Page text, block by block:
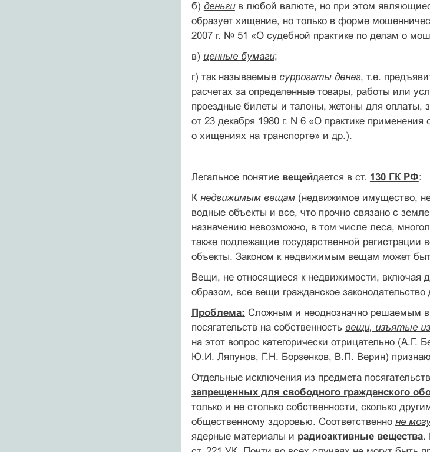
б) деньгив любой валюте, но при этом
образует хищение, но только в форме
2007 г. № 51 «О судебной практике по делам о
в) ценные бумаги;
г) так называемые суррогаты денег, т.е.
расчетах за определенные товары, работы или
проездные билеты и талоны, жетоны для оплаты,
от 23 декабря 1980 г. N 6 «О практике
о хищениях на транспорте» и др.).
Легальное понятие вещейдается в ст. 130 ГК РФ:
К недвижимым вещам(недвижимое имущество,
водные объекты и все, что прочно связано с
назначению невозможно, в том числе леса,
также подлежащие государственной регистрации
объекты. Законом к недвижимым вещам может
Вещи, не относящиеся к недвижимости, включая
образом, все вещи гражданское
Проблема: Сложным и неоднозначно решаемым в
посягательств на собственность вещи, изъятые
на этот вопрос категорически отрицательно
Ю.И. Ляпунов, Г.Н. Борзенков, В.П. Верин)
Отдельные исключения из предмета
запрещенных для свободного гражданского
только и не столько собственности, сколько
общественному здоровью. Соответственно не
ядерные материалы и радиоактивные вещества.